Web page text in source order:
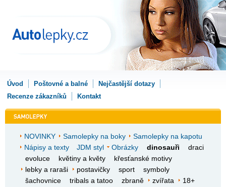
Úvod Poštovné a balné
Nejčastější dotazy
Recenze zákazníků
Kontakt
NOVINKY Samolepky na boky
Samolepky na kapotu
Nápisy a texty
JDM styl Obrázky dinosauři
draci
evoluce
květiny a květy
křesťanské motivy
lebky a raraši
postavičky sport
symboly
šachovnice
tribals a tatoo zbraně zvířata
18+